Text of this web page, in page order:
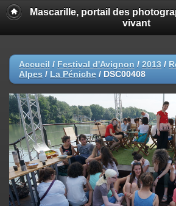
Mascarille, portail des
vivant
Accueil / Festival d'Avignon / 2013 /
Alpes / La Péniche / DSC00408